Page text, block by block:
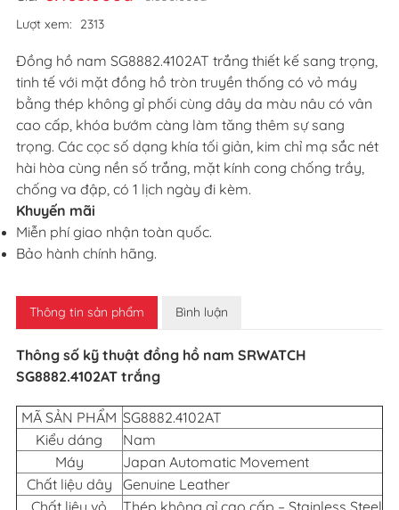
Lượt xem:
2313
Đồng hồ nam SG8882.4102AT trắng thiết kế sang trọng,
tinh tế với mặt đồng hồ tròn truyền thống có vỏ máy
bằng thép không gỉ phối cùng dây da màu nâu có vân
cao cấp, khóa bướm càng làm tăng thêm sự sang
trọng. Các cọc số dạng khía tối giản, kim chỉ mạ sắc nét
hài hòa cùng nền số trắng, mặt kính cong chống trầy,
chống va đập, có 1 lịch ngày đi kèm.
Khuyến mãi
Miễn phí giao nhận toàn quốc.
Bảo hành chính hãng.
Thông tin sản phẩm Bình luận
Thông số kỹ thuật đồng hồ nam SRWATCH
SG8882.4102AT trắng
MÃ SẢN PHẨM SG8882.4102AT
Kiểu dáng
Nam
Máy
Japan Automatic Movement
Chất liệu dây
Genuine Leather
Chất liệu vỏ
Thép không gỉ cao cấp – Stainless Steel